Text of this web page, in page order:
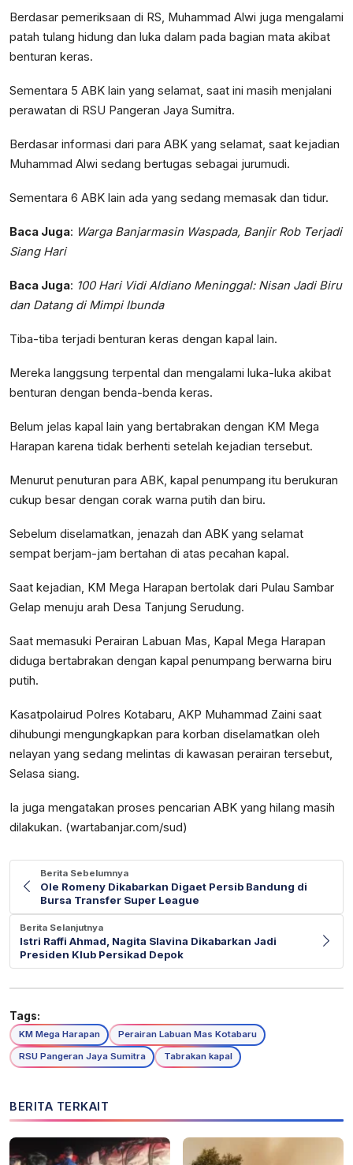
Berdasar pemeriksaan di RS, Muhammad Alwi juga mengalami
patah tulang hidung dan luka dalam pada bagian mata akibat
benturan keras.
Sementara 5 ABK lain yang selamat, saat ini masih menjalani
perawatan di RSU Pangeran Jaya Sumitra.
Berdasar informasi dari para ABK yang selamat, saat kejadian
Muhammad Alwi sedang bertugas sebagai jurumudi.
Sementara 6 ABK lain ada yang sedang memasak dan tidur.
Baca Juga: Warga Banjarmasin Waspada, Banjir Rob Terjadi
Siang Hari
Baca Juga: 100 Hari Vidi Aldiano Meninggal: Nisan Jadi Biru
dan Datang di Mimpi Ibunda
Tiba-tiba terjadi benturan keras dengan kapal lain.
Mereka langgsung terpental dan mengalami luka-luka akibat
benturan dengan benda-benda keras.
Belum jelas kapal lain yang bertabrakan dengan KM Mega
Harapan karena tidak berhenti setelah kejadian tersebut.
Menurut penuturan para ABK, kapal penumpang itu berukuran
cukup besar dengan corak warna putih dan biru.
Sebelum diselamatkan, jenazah dan ABK yang selamat
sempat berjam-jam bertahan di atas pecahan kapal.
Saat kejadian, KM Mega Harapan bertolak dari Pulau Sambar
Gelap menuju arah Desa Tanjung Serudung.
Saat memasuki Perairan Labuan Mas, Kapal Mega Harapan
diduga bertabrakan dengan kapal penumpang berwarna biru
putih.
Kasatpolairud Polres Kotabaru, AKP Muhammad Zaini saat
dihubungi mengungkapkan para korban diselamatkan oleh
nelayan yang sedang melintas di kawasan perairan tersebut,
Selasa siang.
Ia juga mengatakan proses pencarian ABK yang hilang masih
dilakukan. (wartabanjar.com/sud)
Berita Sebelumnya
Ole Romeny Dikabarkan Digaet Persib Bandung di
Bursa Transfer Super League
Berita Selanjutnya
Istri Raffi Ahmad, Nagita Slavina Dikabarkan Jadi
Presiden Klub Persikad Depok
Tags:
KM Mega Harapan
Perairan Labuan Mas Kotabaru
RSU Pangeran Jaya Sumitra
Tabrakan kapal
BERITA TERKAIT